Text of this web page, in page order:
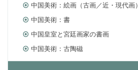
中国美術：絵画（古画／近・現代画）
中国美術：書
中国皇室と宮廷画家の書画
中国美術：古陶磁